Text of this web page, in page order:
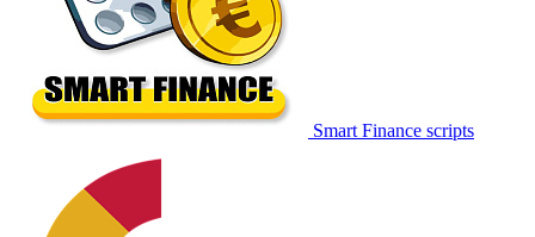
Smart Finance scripts